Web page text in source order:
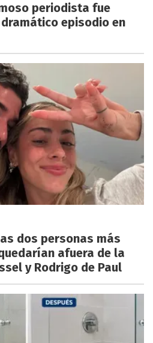
periodista fue
episodio en
dos personas más
afuera de la
y Rodrigo de Paul